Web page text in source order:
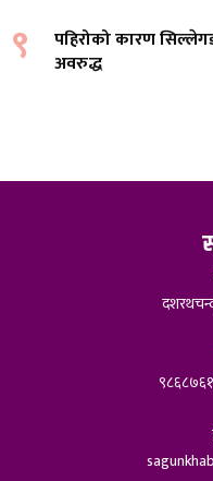
९
पहिरोको कारण
अवरुद्ध